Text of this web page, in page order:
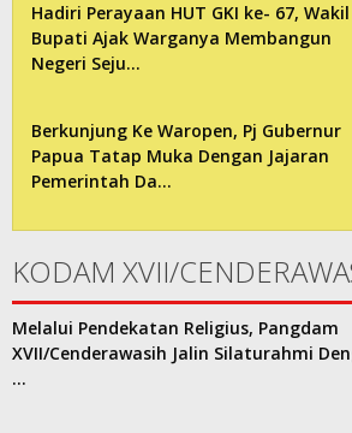
Hadiri Perayaan HUT GKI ke- 67, Wakil
Bupati Ajak Warganya Membangun
Negeri Seju…
Berkunjung Ke Waropen, Pj Gubernur
Papua Tatap Muka Dengan Jajaran
Pemerintah Da…
KODAM XVII/
Melalui Pendekatan Religius, Pangdam
XVII/Cenderawasih Jalin Silaturahmi
…